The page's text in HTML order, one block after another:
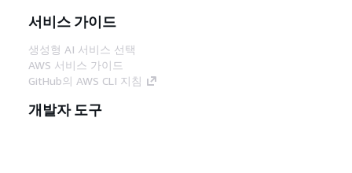
서비스 가이드
생성형 AI 서비스 선택
AWS 서비스 가이드
GitHub의 AWS CLI 지침
개발자 도구